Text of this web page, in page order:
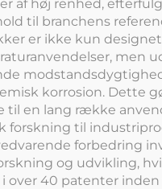
af høj renhed,
til branchens
er ikke kun
men
korrosion. Dette
til en lang række
forskning til
forbedring
og udvikling,
over 40 patenter inden